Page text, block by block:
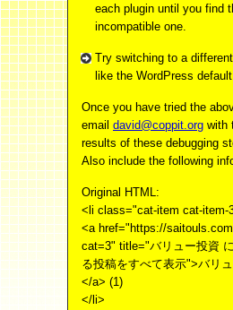
2009年09月16日
トラックバッ
まだトラックバ
コメントを投
each plugin until you find
incompatible one.
Try switching to a
like the WordPress
Once you have tried the
email david@coppit.org with
results of these debugging
Also include the following
Original HTML:
<li class="cat-item cat-item-
<a href="https://
cat=3" title="バリュー投資
る投稿をすべて表示">バリ
</a> (1)
</li>